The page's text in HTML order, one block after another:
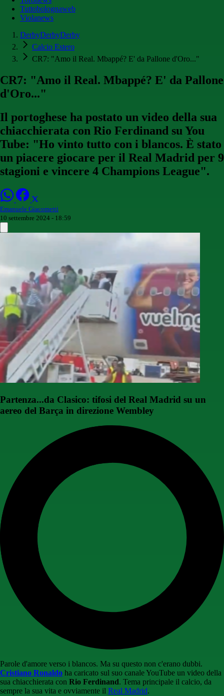
Tuttobolognaweb
Violanews
DerbyDerbyDerby
Calcio Estero
CR7: "Amo il Real. Mbappé? E' da Pallone d'Oro..."
CR7: "Amo il Real. Mbappé? E' da Pallone
d'Oro..."
Il portoghese ha postato un video della sua
chiacchierata con Rio Ferdinand su You
Tube: "Ho vinto tutto con i blancos. È stato
un piacere giocare per il Real Madrid per 9
stagioni e vincere 4 Champions League".
Emanuele Giacometti
10 settembre 2024 - 18:59
Partenza...da Clasico: tifosi del Real Madrid su un
aereo del Barça in direzione Wembley
Parole d'amore verso i blancos. Ma su questo non c'erano dubbi.
Cristiano Ronaldo ha caricato sul suo canale YouTube un video della
sua chiacchierata con Rio Ferdinand. Tema principale il calcio, da
sempre la sua vita e ovviamente il Real Madrid.